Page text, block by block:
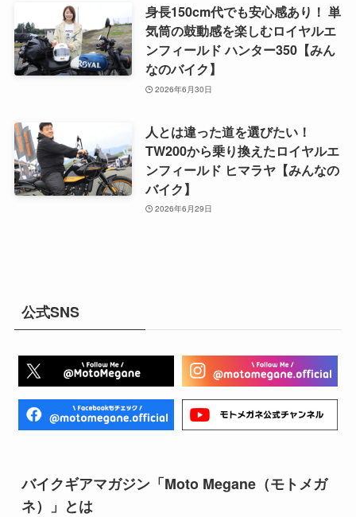
身長150cm代でも安心感あり！ 単
気筒の鼓動感を楽しむロイヤルエ
ンフィールド ハンター350【みん
なのバイク】
2026年6月30日
人とは違った道を選びたい！
TW200から乗り換えたロイヤルエ
ンフィールド ヒマラヤ【みんなの
バイク】
2026年6月29日
公式SNS
バイクギアマガジン「Moto Megane（モトメガ
ネ）」とは